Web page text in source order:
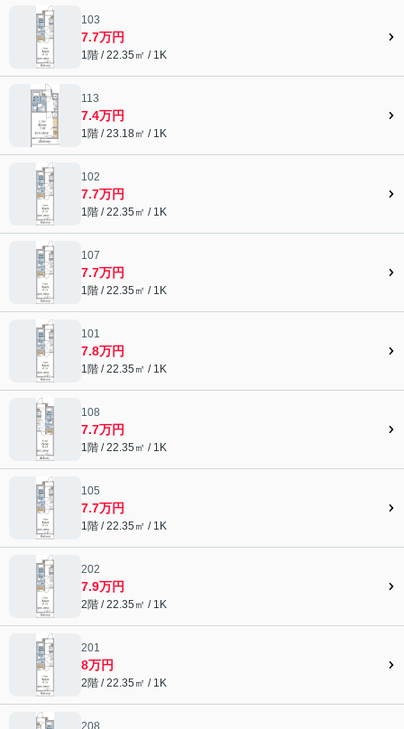
103
7.7万円
1階 / 22.35㎡ / 1K
113
7.4万円
1階 / 23.18㎡ / 1K
102
7.7万円
1階 / 22.35㎡ / 1K
107
7.7万円
1階 / 22.35㎡ / 1K
101
7.8万円
1階 / 22.35㎡ / 1K
108
7.7万円
1階 / 22.35㎡ / 1K
105
7.7万円
1階 / 22.35㎡ / 1K
202
7.9万円
2階 / 22.35㎡ / 1K
201
8万円
2階 / 22.35㎡ / 1K
208